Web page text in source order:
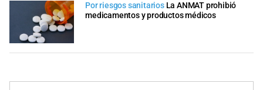
Por riesgos sanitarios La ANMAT prohibió
medicamentos y productos médicos